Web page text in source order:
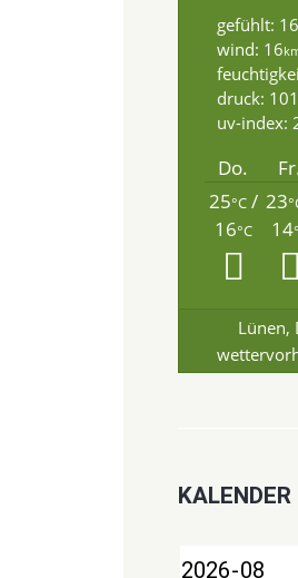
gefühlt: 16
wind: 16
druck:
uv-index:
Do.
25°C/
16°C
23
14
Lünen,
KALENDER